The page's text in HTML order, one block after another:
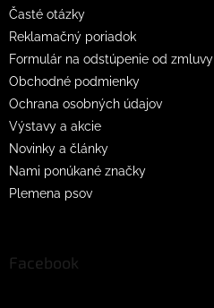
Časté otázky
Reklamačný poriadok
Formulár na odstúpenie od zmluvy
Obchodné podmienky
Ochrana osobných údajov
Výstavy a akcie
Novinky a články
Nami ponúkané značky
Plemena psov
Facebook